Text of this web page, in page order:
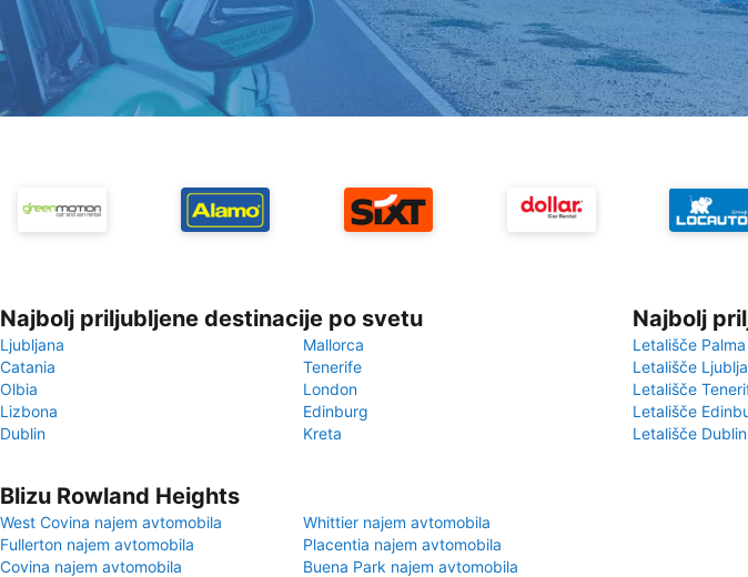
Najbolj priljubljene destinacije po svetu
Ljubljana
Mallorca
Catania
Tenerife
Olbia
London
Lizbona
Edinburg
Dublin
Kreta
Najbolj
Letališče
Letališče
Letališče
Letališče
Letališče Dublin
Blizu Rowland Heights
West Covina najem avtomobila
Whittier najem avtomobila
Fullerton najem avtomobila
Placentia najem avtomobila
Covina najem avtomobila
Buena Park najem avtomobila